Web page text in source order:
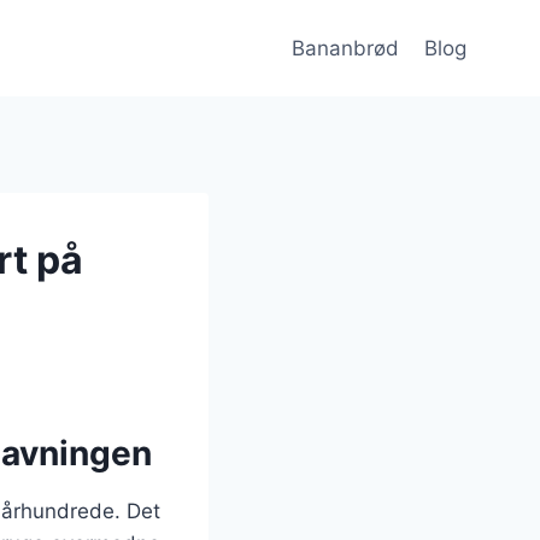
Bananbrød Blog
på
Det